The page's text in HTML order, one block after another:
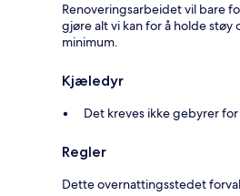
Renoveringsarbeidet vil bare
gjøre alt vi kan for å holde støy
minimum.
Kjæledyr
Det kreves ikke gebyrer
Regler
Dette overnattingsstedet